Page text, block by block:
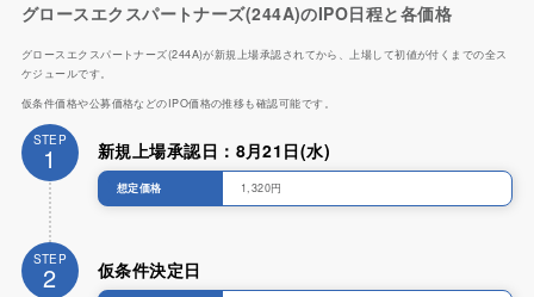
グロースエクスパートナーズ(244A)のIPO日程と各価格
グロースエクスパートナーズ(244A)が新規上場承認されてから、上場して初値が付くまでの全ス
ケジュールです。
仮条件価格や公募価格などのIPO価格の推移も確認可能です。
STEP
1 新規上場承認日：8月21日(水)
想定価格 1,320円
STEP
2 仮条件決定日